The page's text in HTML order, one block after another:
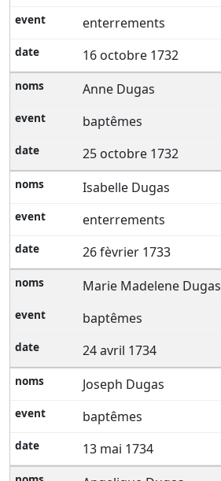
enterrements
16 octobre 1732
Anne Dugas
baptêmes
25 octobre 1732
Isabelle Dugas
enterrements
26 fèvrier 1733
Marie Madelene Dugas
baptêmes
24 avril 1734
Joseph Dugas
baptêmes
13 mai 1734